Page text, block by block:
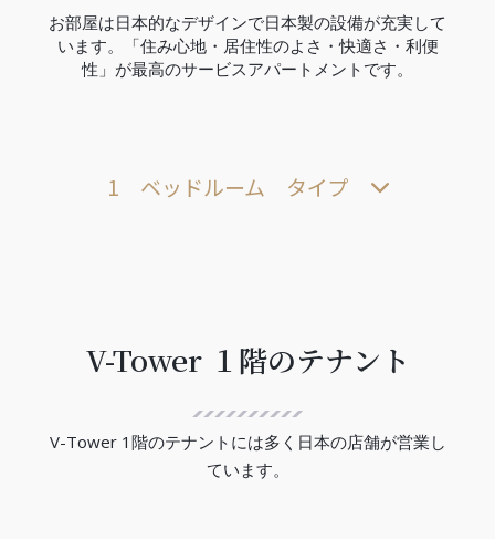
お部屋は日本的なデザインで日本製の設備が充実して
います。「住み心地・居住性のよさ・快適さ・利便
性」が最高のサービスアパートメントです。
1 ベッドルーム タイプ
V-Tower １階のテナント
V-Tower 1階のテナントには多く日本の店舗が営業し
ています。